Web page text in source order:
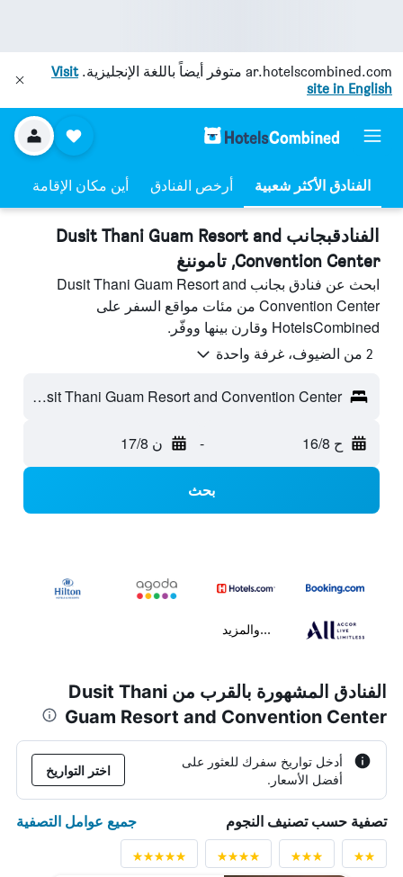
ar.hotelscombined.com متوفر أيضاً باللغة الإنجليزية.Visit
site in English
أرخص الفنادق أين مكان الإقامة
الفنادقبجانب Dusit Thani Guam Resort and
Convention Center, تاموننغ
ابحث عن فنادق بجانب Dusit Thani Guam Resort and
Convention Center من مئات مواقع السفر على
HotelsCombined وقارن بينها ووفّر.
2 من الضيوف، غرفة واحدة
Dusit Thani Guam Resort and Convention Center - تاموننغ، غوام
ح 16/8 - ن 17/8
بحث
...والمزيد
الفنادق المشهورة بالقرب من Dusit Thani
Guam Resort and Convention Center
أدخل تواريخ سفرك للعثور على
أفضل الأسعار.
اختر التواريخ
تصفية حسب تصنيف النجوم جميع عوامل التصفية